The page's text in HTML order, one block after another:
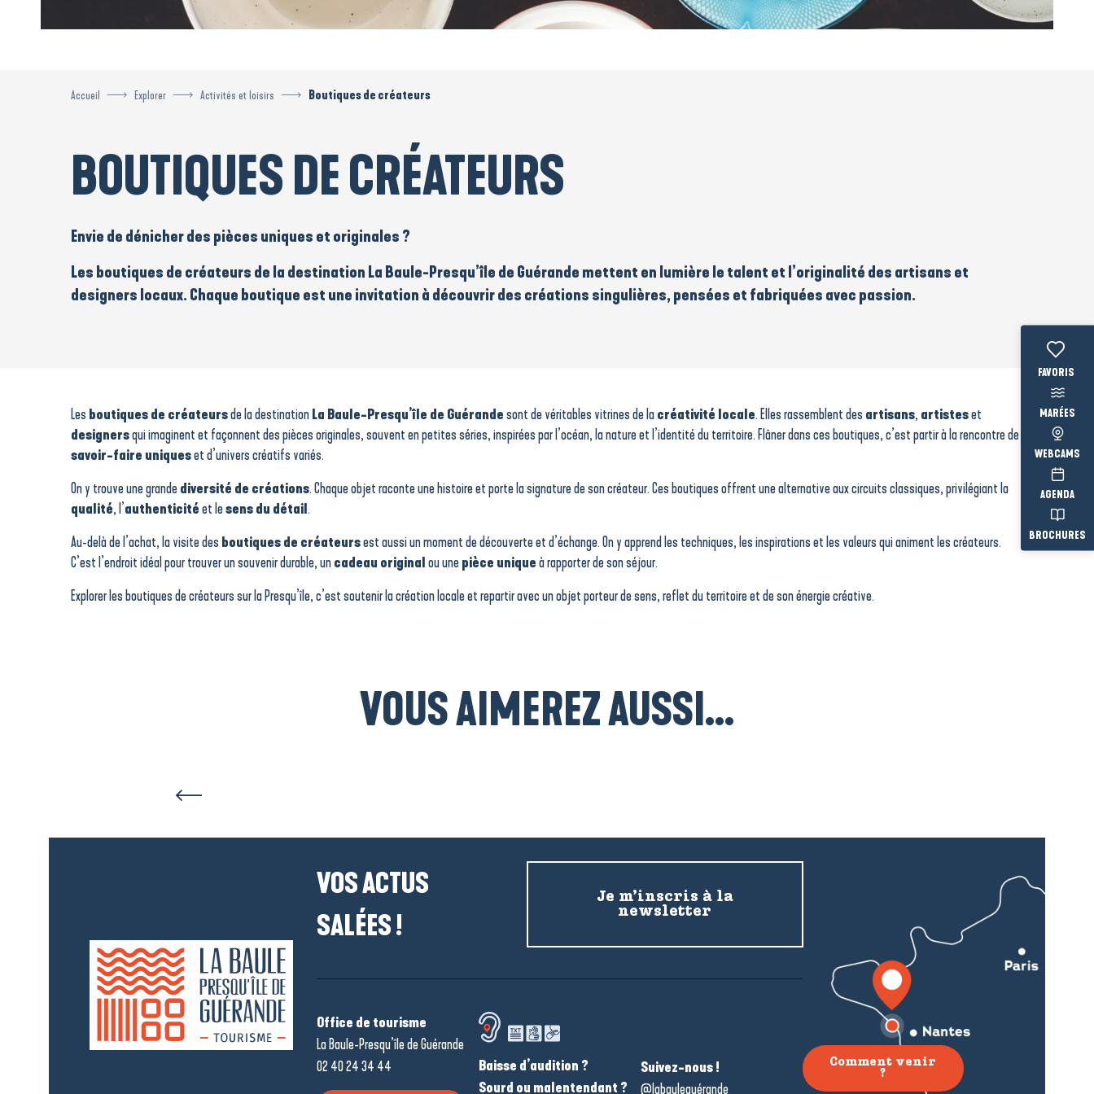
Voir les
MARÉES
WEBCAMS
AGENDA
BROCHURES
Accueil Explorer Activités et loisirs Boutiques de créateurs
BOUTIQUES DE CRÉATEURS
Envie de dénicher des pièces uniques et originales ?
Les boutiques de créateurs de la destination La Baule-Presqu’île de Guérande mettent en lumière le talent et l’originalité des artisans et
designers locaux. Chaque boutique est une invitation à découvrir des créations singulières, pensées et fabriquées avec passion.
Retour de plage
La Chaumière des Saveurs et de l'Artisanat
Boutique du Bureau d'information touristique de Mesquer-Quimiac
Meirea Guerande
Atelier Galerie Sophia Rancatore
L.A Loire Atlantique - Concept Store
Savonnerie Luzàlie
Boutique du Bureau d'information touristique de Pénestin
Boutique du Bureau d'information touristique de Kerhinet
Les boutiques de créateursde la destinationLa Baule-Presqu’île de Guérandesont de véritables vitrines de lacréativité locale. Elles rassemblent des artisans, artisteset
designersqui imaginent et façonnent des pièces originales, souvent en petites séries, inspirées par l’océan, la nature et l’identité du territoire. Flâner dans ces boutiques, c’est partir à la rencontre de
savoir-faire uniqueset d’univers créatifs variés.
On y trouve une grandediversité de créations. Chaque objet raconte une histoire et porte la signature de son créateur. Ces boutiques offrent une alternative aux circuits classiques, privilégiant la
qualité, l’authenticitéet lesens du détail.
Au-delà de l’achat, la visite des boutiques de créateursest aussi un moment de découverte et d’échange. On y apprend les techniques, les inspirations et les valeurs qui animent les créateurs.
C’est l’endroit idéal pour trouver un souvenir durable, uncadeau originalou unepièce uniqueà rapporter de son séjour.
Explorer les boutiques de créateurs sur la Presqu’île, c’est soutenir la création locale et repartir avec un objet porteur de sens, reflet du territoire et de son énergie créative.
VOUS AIMEREZ AUSSI...
VOS ACTUS
SALÉES !
Je m’inscris à la
newsletter
Office de tourisme
La Baule-Presqu’île de Guérande
02 40 24 34 44
Baisse d’audition ?
Sourd ou malentendant ?
Suivez-nous !
@labauleguérande
Comment venir
?